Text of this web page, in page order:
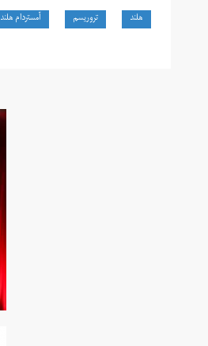
هلند تروریسم آمستردام هلند